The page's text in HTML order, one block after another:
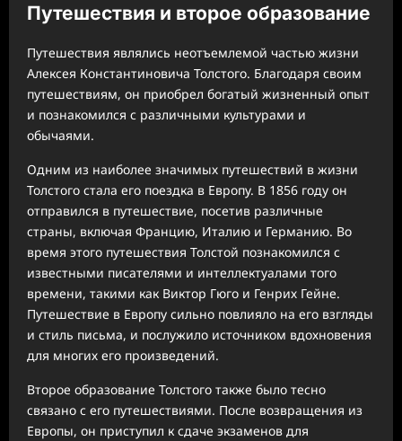
Путешествия и второе образование
Путешествия являлись неотъемлемой частью жизни
Алексея Константиновича Толстого. Благодаря своим
путешествиям, он приобрел богатый жизненный опыт
и познакомился с различными культурами и
обычаями.
Одним из наиболее значимых путешествий в жизни
Толстого стала его поездка в Европу. В 1856 году он
отправился в путешествие, посетив различные
страны, включая Францию, Италию и Германию. Во
время этого путешествия Толстой познакомился с
известными писателями и интеллектуалами того
времени, такими как Виктор Гюго и Генрих Гейне.
Путешествие в Европу сильно повлияло на его взгляды
и стиль письма, и послужило источником вдохновения
для многих его произведений.
Второе образование Толстого также было тесно
связано с его путешествиями. После возвращения из
Европы, он приступил к сдаче экзаменов для